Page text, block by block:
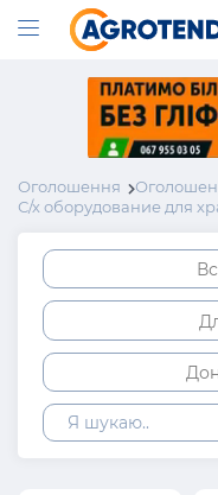
Оголошення
С/х оборудование для